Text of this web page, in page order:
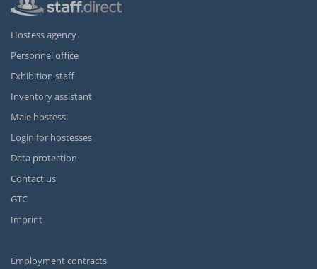
Hostess agency
Personnel office
Exhibition staff
Inventory assistant
Male hostess
Login for hostesses
Data protection
Contact us
GTC
Imprint
Employment contracts